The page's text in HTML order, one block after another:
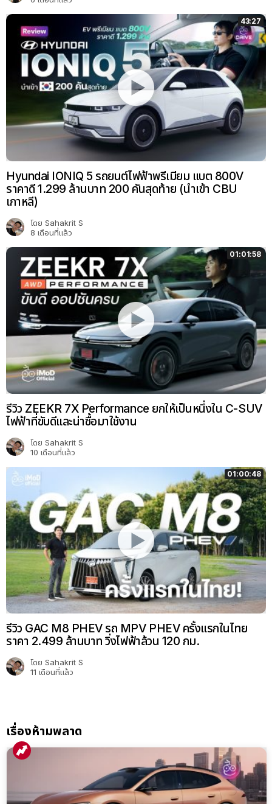
43:27
Hyundai IONIQ 5 รถยนต์ไฟฟ้าพรีเมียม แบต 800V
ราคาดี 1.299 ล้านบาท 200 คันสุดท้าย (นำเข้า CBU
เกาหลี)
โดย Sahakrit S
8 เดือนที่แล้ว
01:01:58
รีวิว ZEEKR 7X Performance ยกให้เป็นหนึ่งใน C-SUV
ไฟฟ้าที่ขับดีและน่าซื้อมาใช้งาน
โดย Sahakrit S
10 เดือนที่แล้ว
01:00:48
รีวิว GAC M8 PHEV รถ MPV PHEV ครั้งแรกในไทย
ราคา 2.499 ล้านบาท วิ่งไฟฟ้าล้วน 120 กม.
โดย Sahakrit S
11 เดือนที่แล้ว
เรื่องห้ามพลาด